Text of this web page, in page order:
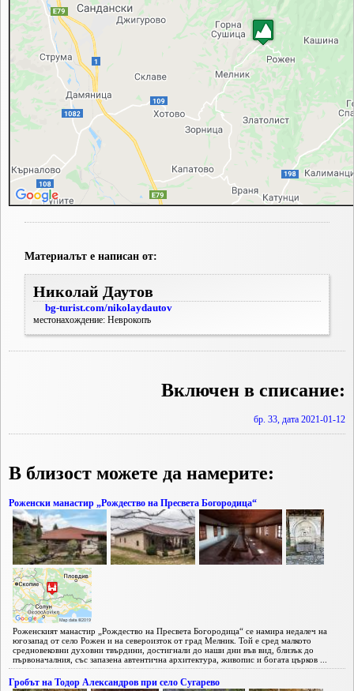
Материалът е написан от:
Николай Даутов
bg-turist.com/nikolaydautov
местонахождение: Неврокопъ
Включен в списание:
бр. 33, дата 2021-01-12
В близост можете да намерите:
Роженски манастир „Рождество на Пресвета Богородица“
Роженският манастир „Рождество на Пресвета Богородица“ се намира недалеч на
югозапад от село Рожен и на североизток от град Мелник. Той е сред малкото
средновековни духовни твърдини, достигнали до наши дни във вид, близък до
първоначалния, със запазена автентична архитектура, живопис и богата църков ...
Гробът на Тодор Александров при село Сугарево